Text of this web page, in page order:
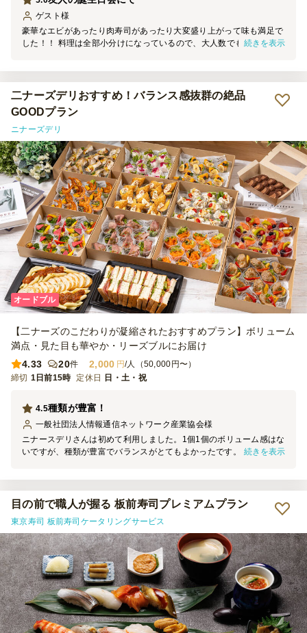
ゲスト 様
豪華なエビがあったり肉寿司があったり大変盛り上がって味も満足で
した！！ 料理は全部小分けになっているので、大人数でも食べやす
続きを表示
二ナーズデリおすすめ！バランス感抜群の絶品
GOODプラン
ニナーズデリ
オードブル
【二ナーズのこだわりが凝縮されたおすすめプラン】ボリューム
満点・見た目も華やか・リーズブルにお届け
4.33
20件 2,000 円/人（50,000円〜）
締切 1日前15時 定休日 日・土・祝
種類が豊富！
4.5
一般社団法人情報通信ネットワーク産業協会様
ニナースデリさんは初めて利用しました。1個1個のボリューム感はな
いですが、種類が豊富でバランスがとてもよかったです。特にデザー
ったかな、と思います。味はどれも良かったです。また機会あれば利
用したいプランでした。
続きを表示
目の前で職人が握る 板前寿司プレミアムプラン
東京寿司 板前寿司ケータリングサービス